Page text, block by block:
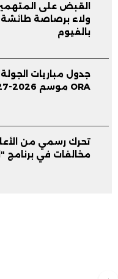
القبض على
ولاء برصاصة طائشة
بالفيوم
جدول مباريات
ORA موسم 2026-2027 بالمواعيد
تحرك رسمي من
مخالفات في برنامج